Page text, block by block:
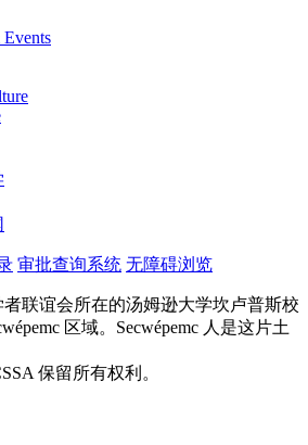
审批查询系统 无障碍浏览
联谊会所在的汤姆逊大学坎卢普斯校
区域。Secwépemc 人是这片土
保留所有权利。